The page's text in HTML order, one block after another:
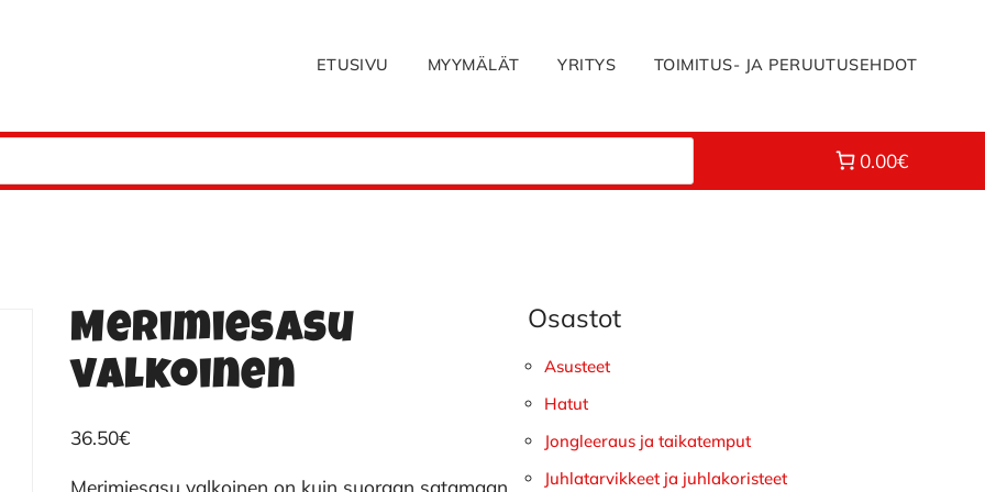
ETUSIVU MYYMÄLÄT YRITYS TOIMITUS- JA PERUUTUSEHDOT
0.00€
Merimiesasu
valkoinen
36.50€
Merimiesasu valkoinen on kuin suoraan satamaan
Ensisijainen
sivupalkki
Osastot
Asusteet
Hatut
Jongleeraus ja taikatemput
Juhlatarvikkeet ja juhlakoristeet